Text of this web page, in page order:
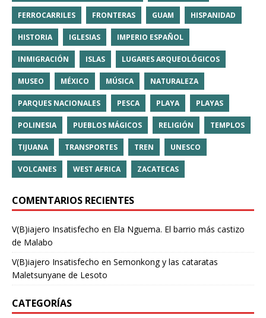
FERROCARRILES FRONTERAS GUAM HISPANIDAD
HISTORIA IGLESIAS IMPERIO ESPAÑOL
INMIGRACIÓN ISLAS LUGARES ARQUEOLÓGICOS
MUSEO MÉXICO MÚSICA NATURALEZA
PARQUES NACIONALES PESCA PLAYA PLAYAS
POLINESIA PUEBLOS MÁGICOS RELIGIÓN TEMPLOS
TIJUANA TRANSPORTES TREN UNESCO
VOLCANES WEST AFRICA ZACATECAS
COMENTARIOS RECIENTES
V(B)iajero Insatisfecho en Ela Nguema. El barrio más castizo
de Malabo
V(B)iajero Insatisfecho en Semonkong y las cataratas
Maletsunyane de Lesoto
CATEGORÍAS